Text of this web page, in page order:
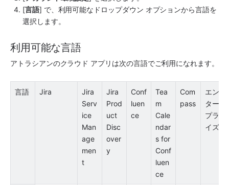
[言語] で、利用可能なドロップダウン オプションから言語を
選択します。
利用可能な言語
アトラシアンのクラウド アプリ は次の言語でご利用になれます。
言語 Jira
Jira
Serv
ice
Man
age
men
t
Jira
Prod
uct
Disc
over
y
Conf
luen
ce
Tea
m
Cale
ndar
s for
Conf
luen
ce
Com
pass
エン
ター
プラ
イズ